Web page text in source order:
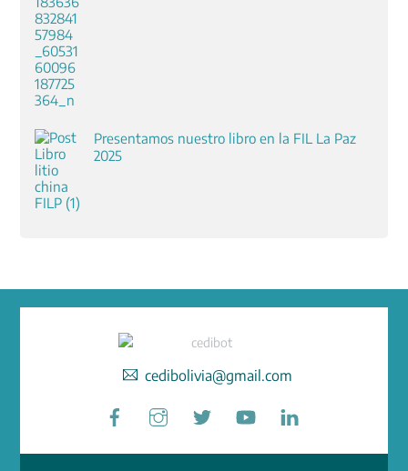
Presentamos nuestro libro en la FIL La Paz
2025
cedibolivia@gmail.com
Facebook